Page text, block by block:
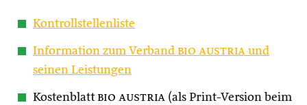
Kontrollstellenliste
Information zum Verband bio austria und
seinen Leistungen
Kostenblatt bio austria (als Print-Version beim